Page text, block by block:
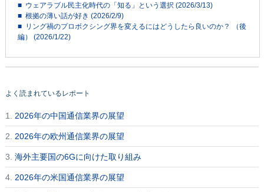
■ ウェアラブル民主化時代の「知る」という選択 (2026/3/13)
■ 根拠の薄い話が好き (2026/2/9)
■ リング禍のプロボクシング界を変えるにはどうしたら良いのか？ （後
編） (2026/1/22)
よく読まれているレポート
1. 2026年の中国通信業界の展望
2. 2026年の欧州通信業界の展望
3. 海外主要国の6Gに向けた取り組み
4. 2026年の米国通信業界の展望